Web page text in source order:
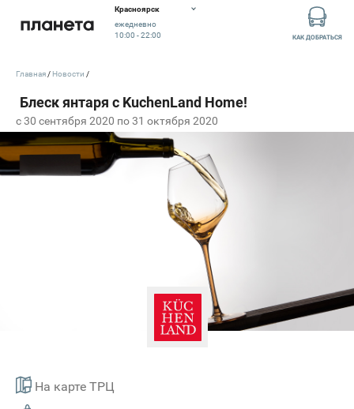
Красноярск
ежедневно
10:00 - 22:00
КАК ДОБРАТЬСЯ
c 30 сентября 2020 по 31 октября 2020
На карте ТРЦ
Главная Новости